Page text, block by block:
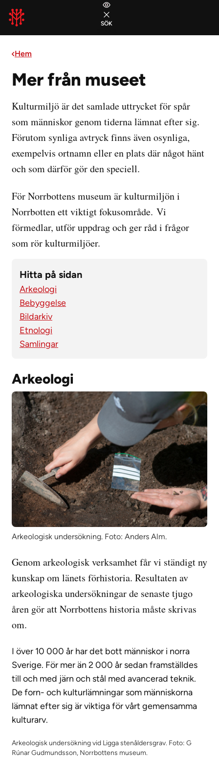
SÖK
Hem
Mer från museet
Kulturmiljö är det samlade uttrycket för spår
som människor genom tiderna lämnat efter sig.
Förutom synliga avtryck finns även osynliga,
exempelvis ortnamn eller en plats där något hänt
och som därför gör den speciell.
För Norrbottens museum är kulturmiljön i
Norrbotten ett viktigt fokusområde. Vi
förmedlar, utför uppdrag och ger råd i frågor
som rör kulturmiljöer.
Hitta på sidan
Arkeologi
Bebyggelse
Bildarkiv
Etnologi
Samlingar
Arkeologi
Arkeologisk undersökning. Foto: Anders Alm.
Genom arkeologisk verksamhet får vi ständigt ny
kunskap om länets förhistoria. Resultaten av
arkeologiska undersökningar de senaste tjugo
åren gör att Norrbottens historia måste skrivas
om.
I över 10 000 år har det bott människor i norra
Sverige. För mer än 2 000 år sedan framställdes
till och med järn och stål med avancerad teknik.
De forn- och kulturlämningar som människorna
lämnat efter sig är viktiga för vårt gemensamma
kulturarv.
Arkeologisk undersökning vid Ligga stenåldersgrav. Foto: G
Rúnar Gudmundsson, Norrbottens museum.